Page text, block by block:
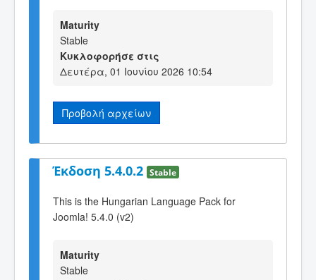
Maturity
Stable
Κυκλοφορήσε στις
Δευτέρα, 01 Ιουνίου 2026 10:54
Προβολή αρχείων
Έκδοση 5.4.0.2 Stable
This is the Hungarian Language Pack for
Joomla! 5.4.0 (v2)
Maturity
Stable